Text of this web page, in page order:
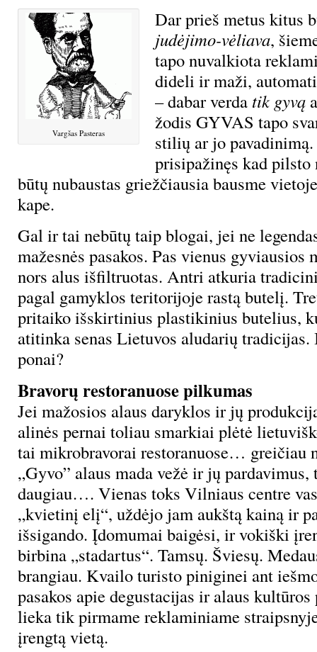
Vargšas Pasteras
Dar prieš metus kitus
judėjimo-vėliava,
tapo nuvalkiota
dideli ir maži,
– dabar verda tik gyvą
žodis GYVAS tapo
stilių ar jo pavadinimą.
prisipažinęs kad pilsto
būtų nubaustas griežčiausia bausme
kape.
Gal ir tai nebūtų taip blogai, jei ne
mažesnės pasakos. Pas vienus gyviausios
nors alus išfiltruotas. Antri atkuria
pagal gamyklos teritorijoje rastą butelį.
pritaiko išskirtinius plastikinius butelius,
atitinka senas Lietuvos aludarių tradicijas.
ponai?
Bravorų restoranuose pilkumas
Jei mažosios alaus daryklos ir jų
alinės pernai toliau smarkiai plėtė
tai mikrobravorai restoranuose… greičiau
„Gyvo” alaus mada vežė ir jų
daugiau…. Vienas toks Vilniaus centre
„kvietinį elį“, uždėjo jam aukštą kainą ir
išsigando. Įdomumai baigėsi, ir vokiški
birbina „stadartus“. Tamsų. Šviesų.
brangiau. Kvailo turisto piniginei ant
pasakos apie degustacijas ir alaus
lieka tik pirmame reklaminiame
įrengtą vietą.